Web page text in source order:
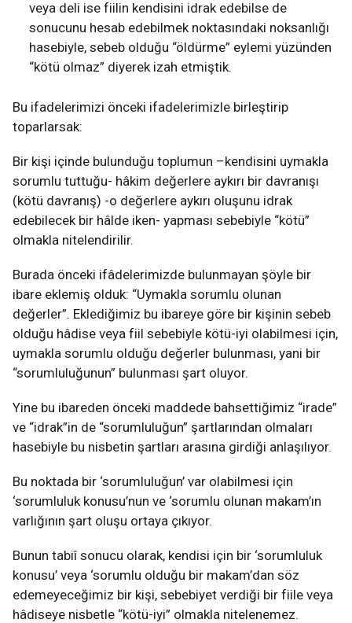
veya deli ise fiilin kendisini idrak edebilse de
sonucunu hesab edebilmek noktasındaki noksanlığı
hasebiyle, sebeb olduğu “öldürme” eylemi yüzünden
“kötü olmaz” diyerek izah etmiştik.
Bu ifadelerimizi önceki ifadelerimizle birleştirip
toparlarsak:
Bir kişi içinde bulunduğu toplumun –kendisini uymakla
sorumlu tuttuğu- hâkim değerlere aykırı bir davranışı
(kötü davranış) -o değerlere aykırı oluşunu idrak
edebilecek bir hâlde iken- yapması sebebiyle “kötü”
olmakla nitelendirilir.
Burada önceki ifâdelerimizde bulunmayan şöyle bir
ibare eklemiş olduk: “Uymakla sorumlu olunan
değerler”. Eklediğimiz bu ibareye göre bir kişinin sebeb
olduğu hâdise veya fiil sebebiyle kötü-iyi olabilmesi için,
uymakla sorumlu olduğu değerler bulunması, yani bir
“sorumluluğunun” bulunması şart oluyor.
Yine bu ibareden önceki maddede bahsettiğimiz “irade”
ve “idrak”in de “sorumluluğun” şartlarından olmaları
hasebiyle bu nisbetin şartları arasına girdiği anlaşılıyor.
Bu noktada bir ‘sorumluluğun’ var olabilmesi için
‘sorumluluk konusu’nun ve ‘sorumlu olunan makam’ın
varlığının şart oluşu ortaya çıkıyor.
Bunun tabiî sonucu olarak, kendisi için bir ‘sorumluluk
konusu’ veya ‘sorumlu olduğu bir makam’dan söz
edemeyeceğimiz bir kişi, sebebiyet verdiği bir fiile veya
hâdiseye nisbetle “kötü-iyi” olmakla nitelenemez.